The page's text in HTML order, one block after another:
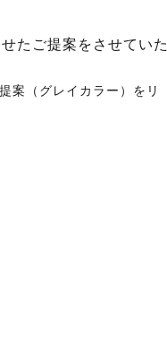
たご提案をさせていた
案（グレイカラー）をリ